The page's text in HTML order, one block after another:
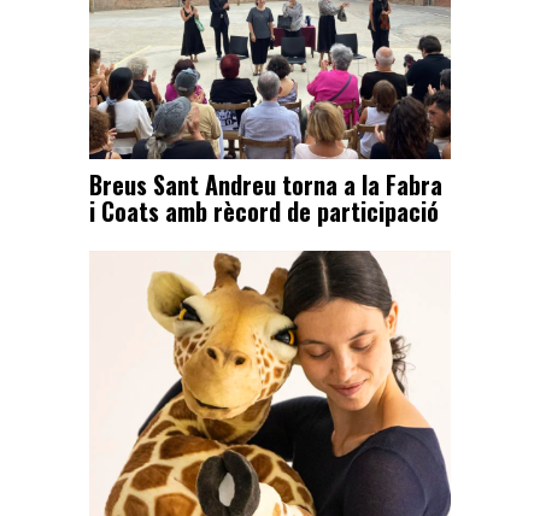
Breus Sant Andreu torna a la Fabra
i Coats amb rècord de participació